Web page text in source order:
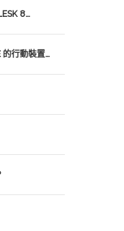
8…
的行動裝置…